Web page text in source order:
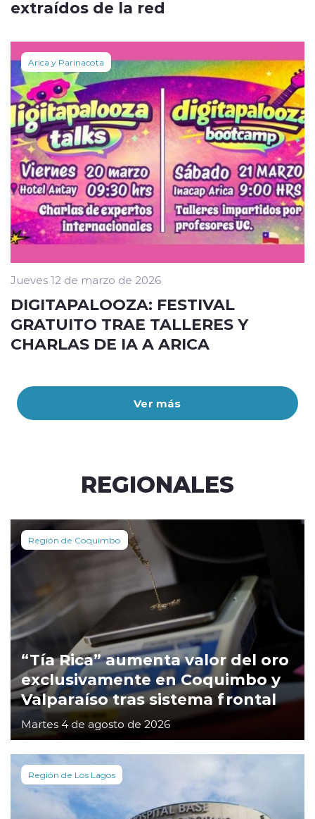
Ver más
extraídos de la red
Arica y Parinacota
Jueves 12 de marzo de 2026
DIGITAPALOOZA: FESTIVAL
GRATUITO TRAE TALLERES Y
CHARLAS DE IA A ARICA
REGIONALES
Región de Coquimbo
“Tía Rica” aumenta valor del oro
exclusivamente en Coquimbo y
Valparaíso tras sistema frontal
Martes 4 de agosto de 2026
Región de Los Lagos